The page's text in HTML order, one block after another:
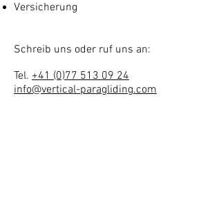
Versicherung
Schreib uns oder ruf uns an:
Tel. +41 (0)77 513 09 24
info@vertical-paragliding.com